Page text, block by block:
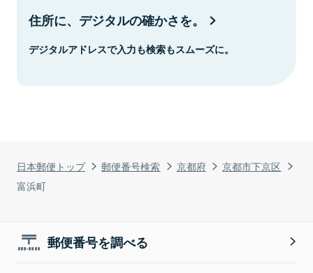
日本郵便トップ 郵便番号検索 京都府
京都市下京区
富浜町
住所に、デジタルの確かさを。
デジタルアドレスで入力も検索もスムーズに。
郵便番号を調べる